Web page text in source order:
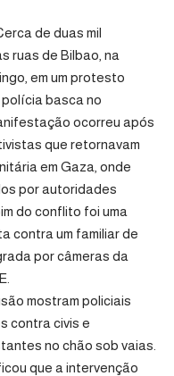
de duas mil
ruas de Bilbao, na
em um protesto
basca no
ocorreu após
que retornavam
em Gaza, onde
por autoridades
do conflito foi uma
contra um familiar de
por câmeras da
mostram policiais
contra civis e
no chão sob vaias.
que a intervenção